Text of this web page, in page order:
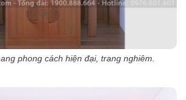
phong cách hiện đại, trang nghiêm.